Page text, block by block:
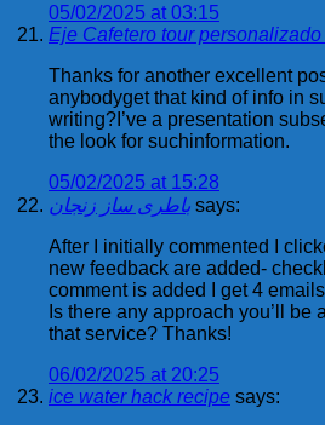
05/02/2025 at 03:15
Eje Cafetero tour
Thanks for another excellent
anybodyget that kind of info in
writing?I’ve a presentation
the look for suchinformation.
05/02/2025 at 15:28
باطری ساز زنجان says:
After I initially commented I
new feedback are added-
comment is added I get 4
Is there any approach you’ll be
that service? Thanks!
06/02/2025 at 20:25
ice water hack recipe says: